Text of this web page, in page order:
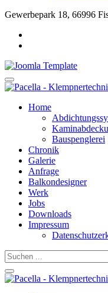
Gewerbepark 18, 66996
Home
Bauspenglerei
Chronik
Galerie
Anfrage
Balkondesigner
Werk
Jobs
Downloads
Impressum